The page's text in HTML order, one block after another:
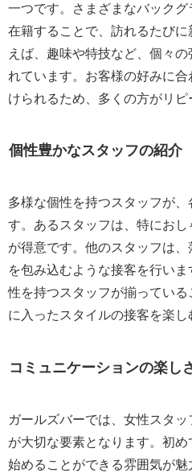
一つです。さまざまなバック
在籍することで、訪れるたび
えば、趣味や特技など、個々
れています。お客様の好みに
けられるため、多くの方がリピ
個性豊かなスタッフの紹介
多様な個性を持つスタッフが
す。あるスタッフは、特にお
が得意です。他のスタッフは
を包み込むような接客を行い
性を持つスタッフが揃ってい
に入ったスタイルの接客を楽し
コミュニケーションの楽し
ガールズバーでは、女性スタ
が大切な要素となります。初
始めることができる雰囲気が